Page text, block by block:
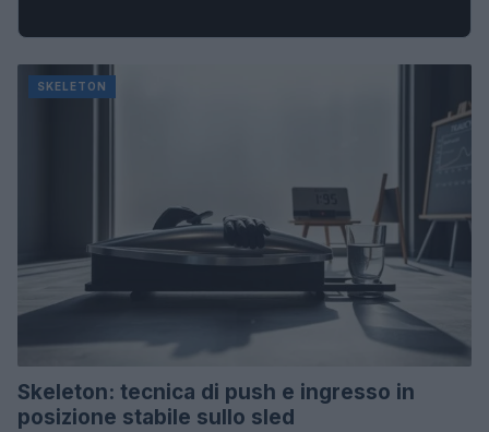
SKELETON
Skeleton: tecnica di push e ingresso in
posizione stabile sullo sled